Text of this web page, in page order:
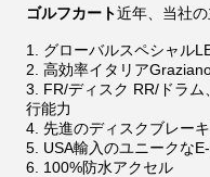
ゴルフカート近年、当社の
1. グローバルスペシャル
2. 高効率イタリア
3. FR/ディスク RR/ドラ
行能力
4. 先進のディスクブレー
5. USA輸入のユニークな
6. 100%防水アクセル